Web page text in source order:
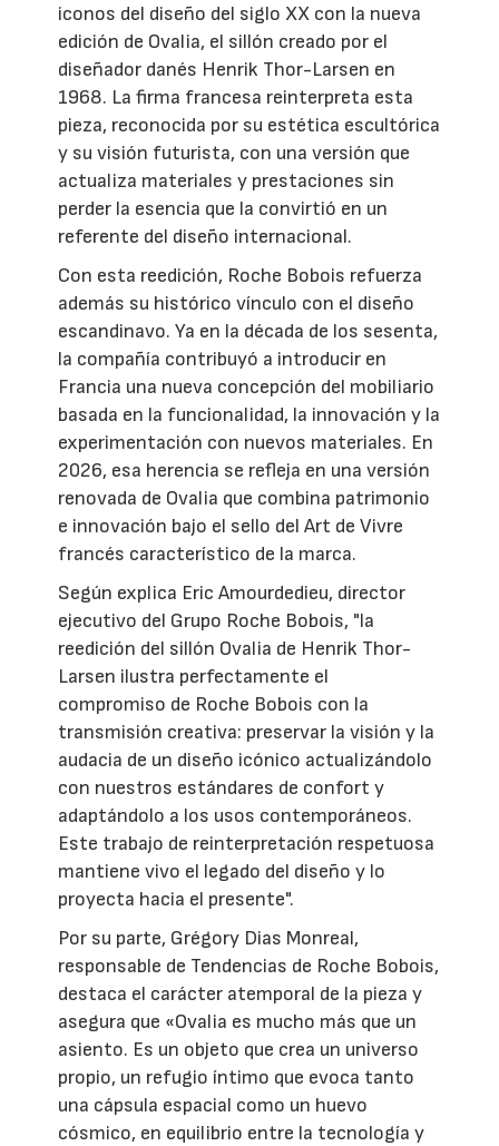
iconos del diseño del siglo XX con la nueva
edición de Ovalia, el sillón creado por el
diseñador danés Henrik Thor-Larsen en
1968. La firma francesa reinterpreta esta
pieza, reconocida por su estética escultórica
y su visión futurista, con una versión que
actualiza materiales y prestaciones sin
perder la esencia que la convirtió en un
referente del diseño internacional.
Con esta reedición, Roche Bobois refuerza
además su histórico vínculo con el diseño
escandinavo. Ya en la década de los sesenta,
la compañía contribuyó a introducir en
Francia una nueva concepción del mobiliario
basada en la funcionalidad, la innovación y la
experimentación con nuevos materiales. En
2026, esa herencia se refleja en una versión
renovada de Ovalia que combina patrimonio
e innovación bajo el sello del Art de Vivre
francés característico de la marca.
Según explica Eric Amourdedieu, director
ejecutivo del Grupo Roche Bobois, "la
reedición del sillón Ovalia de Henrik Thor-
Larsen ilustra perfectamente el
compromiso de Roche Bobois con la
transmisión creativa: preservar la visión y la
audacia de un diseño icónico actualizándolo
con nuestros estándares de confort y
adaptándolo a los usos contemporáneos.
Este trabajo de reinterpretación respetuosa
mantiene vivo el legado del diseño y lo
proyecta hacia el presente".
Por su parte, Grégory Dias Monreal,
responsable de Tendencias de Roche Bobois,
destaca el carácter atemporal de la pieza y
asegura que «Ovalia es mucho más que un
asiento. Es un objeto que crea un universo
propio, un refugio íntimo que evoca tanto
una cápsula espacial como un huevo
cósmico, en equilibrio entre la tecnología y